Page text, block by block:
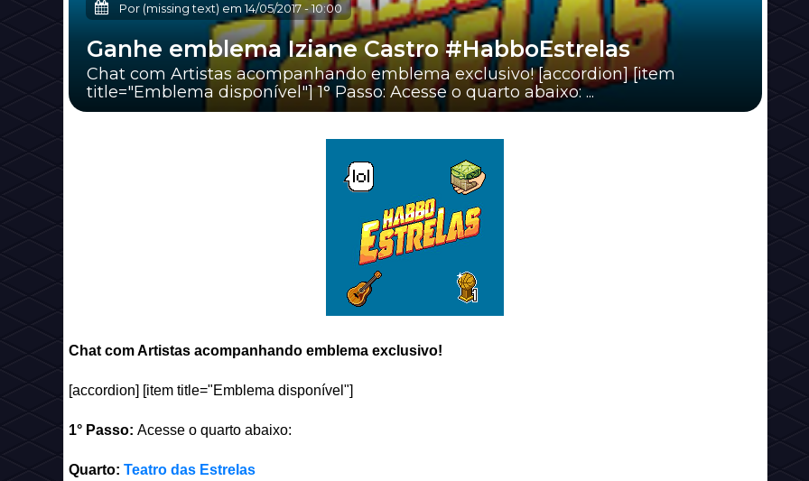
Por (missing text) em14/05/2017-10:00
Ganhe emblema Iziane Castro #HabboEstrelas
Chat com Artistas acompanhando emblema exclusivo! [accordion] [item
title="Emblema disponível"] 1° Passo: Acesse o quarto abaixo: ...
Chat com Artistas acompanhando emblema exclusivo!
[accordion] [item title="Emblema disponível"]
1° Passo: Acesse o quarto abaixo:
Quarto: Teatro das Estrelas